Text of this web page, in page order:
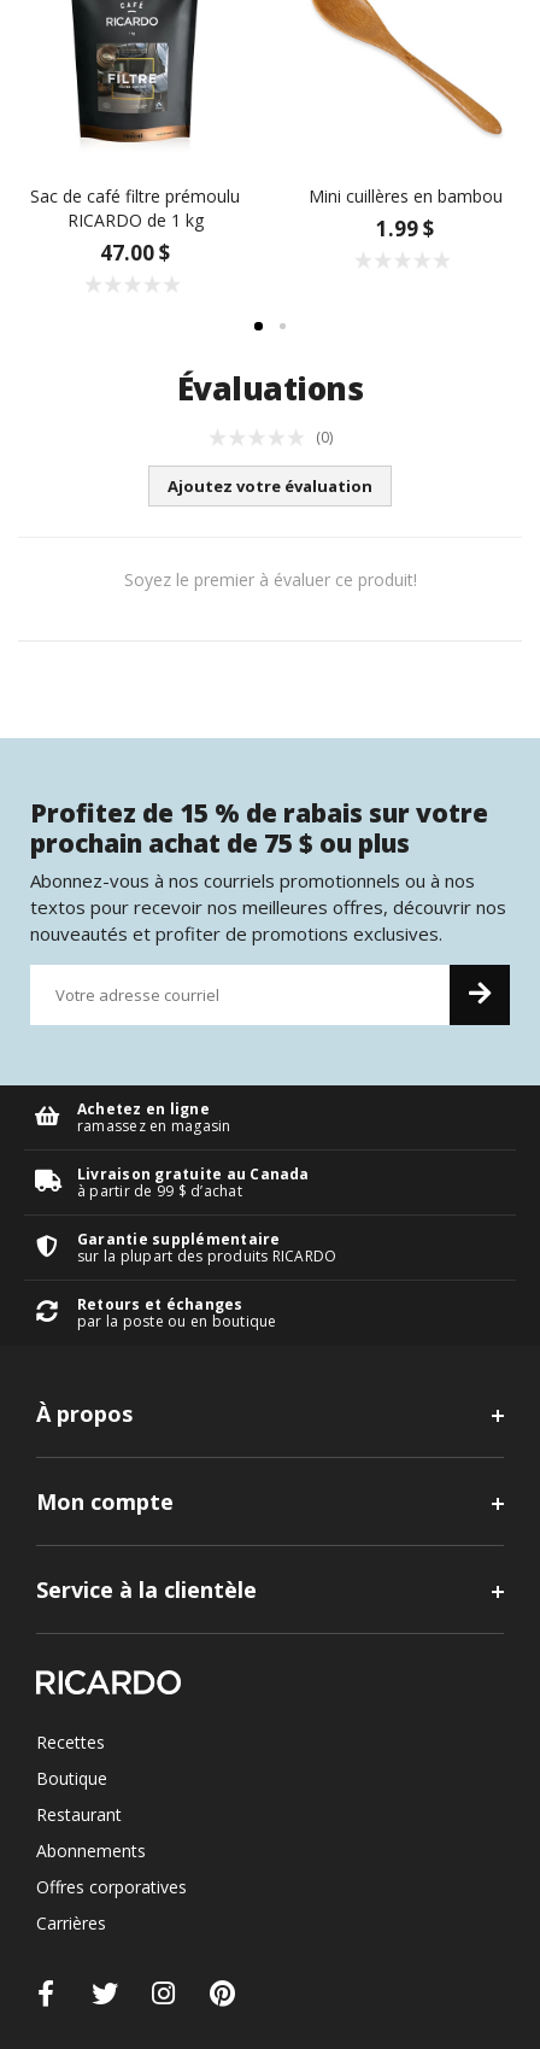
Sac de café filtre prémoulu
RICARDO de 1 kg
47.00 $
Mini cuillères en bambou
1.99 $
Évaluations
(0)
Ajoutez votre évaluation
Soyez le premier à évaluer ce produit!
Profitez de 15 % de rabais sur votre
prochain achat de 75 $ ou plus
Abonnez-vous à nos courriels promotionnels ou à nos
textos pour recevoir nos meilleures offres, découvrir nos
nouveautés et profiter de promotions exclusives.
Achetez en ligne
ramassez en magasin
Livraison gratuite au Canada
à partir de 99 $ d’achat
Garantie supplémentaire
sur la plupart des produits RICARDO
Retours et échanges
par la poste ou en boutique
À propos
Mon compte
Service à la clientèle
Recettes
Boutique
Restaurant
Abonnements
Offres corporatives
Carrières